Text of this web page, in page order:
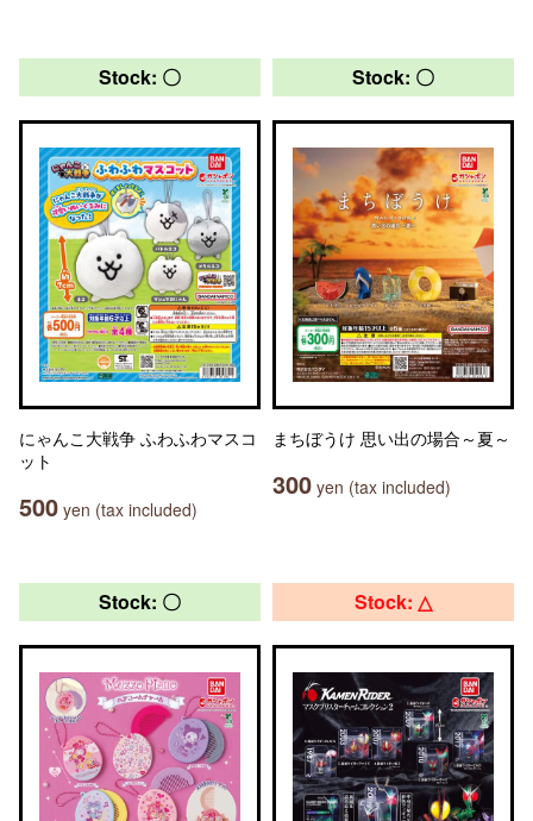
Stock: 〇
にゃんこ大戦争 ふわふわマスコ
ット
500 yen (tax included)
Stock: 〇
まちぼうけ 思い出の場合～夏～
300 yen (tax included)
Stock: 〇 Stock: △